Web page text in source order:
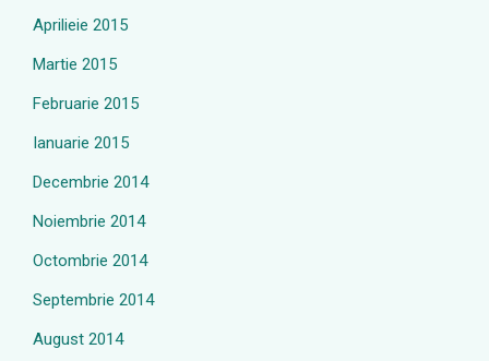
Aprilieie 2015
Martie 2015
Februarie 2015
Ianuarie 2015
Decembrie 2014
Noiembrie 2014
Octombrie 2014
Septembrie 2014
August 2014